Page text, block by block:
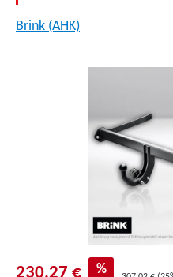
Brink (AHK)
230,27 € %